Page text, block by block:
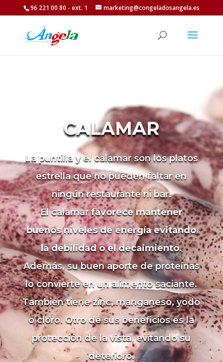
96 221 00 80 - ext. 1 marketing@congeladosangela.es
CALAMAR
La puntilla y el calamar son los platos
estrella que no pueden faltar en
ningún restaurante ni bar.
El calamarfavorece mantener
buenos niveles de energía evitando
la debilidad o el decaimiento.
Además, su buen aporte de proteínas
lo convierte en un alimento saciante.
También tiene zinc, manganeso, yodo
o cloro. Otro de sus beneficios es la
protección de la vista, evitando su
deterioro.